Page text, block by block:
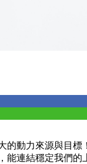
動力來源與目
連結穩定我們